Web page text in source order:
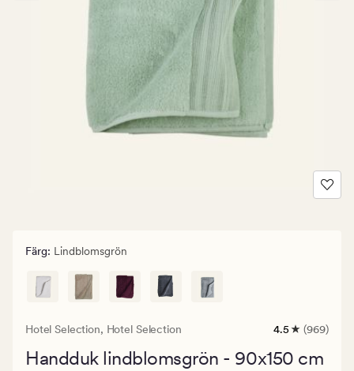
Färg: Lindblomsgrön
Hotel Selection, Hotel Selection
969
med
4.5 (969)
Handduk lindblomsgrön - 90x150 cm